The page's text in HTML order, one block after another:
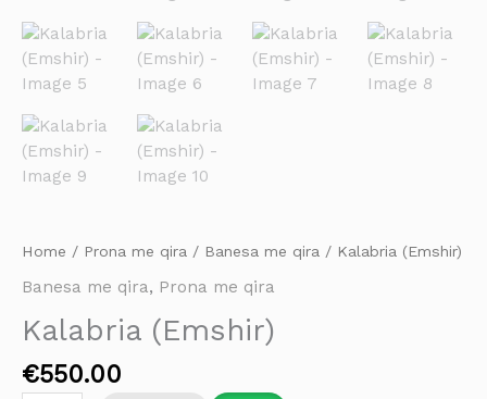
Home / Prona me qira / Banesa me qira / Kalabria (Emshir)
Banesa me qira, Prona me qira
Kalabria (Emshir)
€550.00